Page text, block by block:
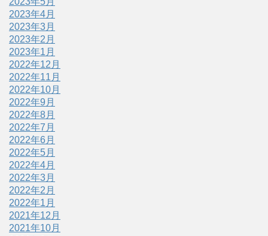
2023年4月
2023年3月
2023年2月
2023年1月
2022年12月
2022年11月
2022年10月
2022年9月
2022年8月
2022年7月
2022年6月
2022年5月
2022年4月
2022年3月
2022年2月
2022年1月
2021年12月
2021年10月